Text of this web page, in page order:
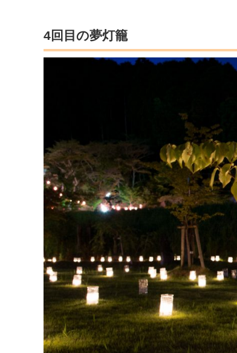
4回目の夢灯籠